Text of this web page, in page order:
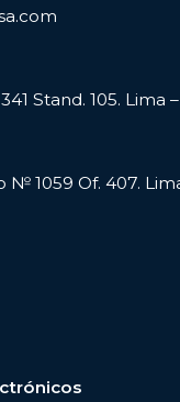
Stand. 105. Lima
№ 1059 Of. 407.